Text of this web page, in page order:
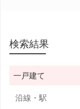
検索結果
一戸建て